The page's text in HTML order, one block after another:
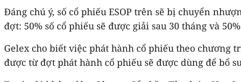
Đáng chú ý, số cổ phiếu ESOP trên sẽ bị chuyển
đợt: 50% số cổ phiếu sẽ được giải sau 30 tháng và
Gelex cho biết việc phát hành cổ phiếu theo chương
được từ đợt phát hành cổ phiếu sẽ được dùng để bổ